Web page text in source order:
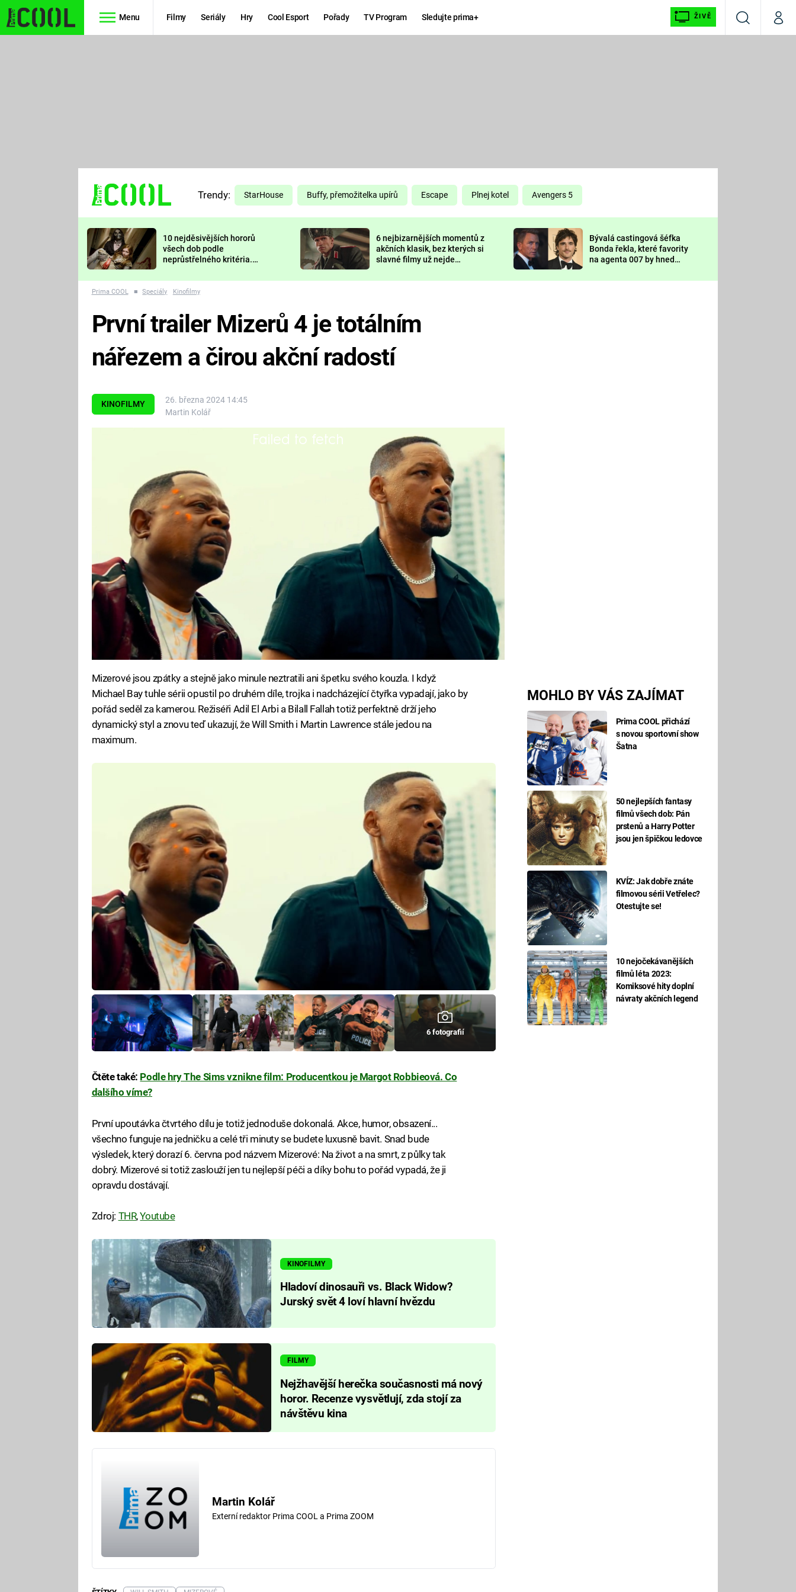
Menu Filmy Seriály Hry Cool Esport Pořady TV Program Sledujte prima+ ŽIVĚ
VyhledáváníMůj
TŘESKU
FUTURAMA
PREDÁTOR
DELIVERANCE
KOMEDIE
CHUCK
NORRIS
DEADPOOL
Prima LAJK
Sledujte nás
Trendy: StarHouse Buffy, přemožitelka upírů Escape Plnej kotel Avengers 5
10 nejděsivějších hororů
všech dob podle
neprůstřelného kritéria.
nejvíc zvednou tep?
6 nejbizarnějších momentů z
akčních klasik, bez kterých si
slavné filmy už nejde
Bývalá castingová šéfka
Bonda řekla, které favority
na agenta 007 by hned
Prima COOL ■ Speciály Kinofilmy
KINOFILMY
26. března 2024 14:45
Martin Kolář
MOHLO BY VÁS ZAJÍMAT
Prima COOL přichází
s novou sportovní show
Šatna
50 nejlepších fantasy
filmů všech dob: Pán
prstenů a Harry Potter
jsou jen špičkou ledovce
KVÍZ: Jak dobře znáte
filmovou sérii Vetřelec?
Otestujte se!
10 nejočekávanějších
filmů léta 2023:
Komiksové hity doplní
návraty akčních legend
První trailer Mizerů 4 je totálním
nářezem a čirou akční radostí
Failed to fetch
Nemůžete se dočkat Mizerů 4? Po traileru možná půjde o váš
Mizerové jsou zpátky a stejně jako minule neztratili ani špetku svého kouzla. I když
Michael Bay tuhle sérii opustil po druhém díle, trojka i nadcházející čtyřka vypadají, jako by
pořád seděl za kamerou. Režiséři Adil El Arbi a Bilall Fallah totiž perfektně drží jeho
dynamický styl a znovu teď ukazují, že Will Smith i Martin Lawrence stále jedou na
maximum.
6 fotografií
Čtěte také: Podle hry The Sims vznikne film: Producentkou je Margot Robbieová. Co
dalšího víme?
První upoutávka čtvrtého dílu je totiž jednoduše dokonalá. Akce, humor, obsazení...
všechno funguje na jedničku a celé tři minuty se budete luxusně bavit. Snad bude
výsledek, který dorazí 6. června pod názvem Mizerové: Na život a na smrt, z půlky tak
dobrý. Mizerové si totiž zaslouží jen tu nejlepší péči a díky bohu to pořád vypadá, že ji
opravdu dostávají.
Zdroj: THR,Youtube
KINOFILMY
Hladoví dinosauři vs. Black Widow?
Jurský svět 4 loví hlavní hvězdu
FILMY
Nejžhavější herečka současnosti má nový
horor. Recenze vysvětlují, zda stojí za
návštěvu kina
Martin Kolář
Externí redaktor Prima COOL a Prima ZOOM